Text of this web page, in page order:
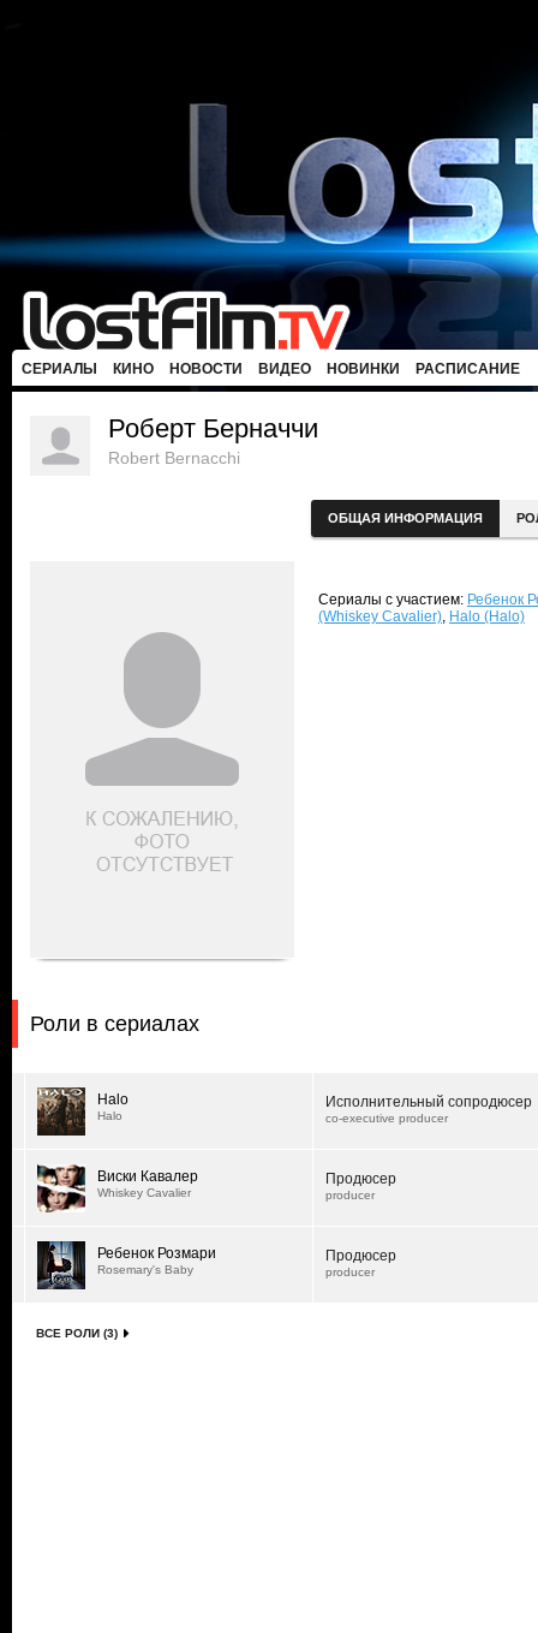
СЕРИАЛЫ КИНО НОВОСТИ ВИДЕО НОВИНКИ РАСПИСАНИЕ
Роберт Берначчи
Robert Bernacchi
ОБЩАЯ ИНФОРМАЦИЯ
Сериалы с участием: Ребенок
(Whiskey Cavalier), Halo (Halo)
Роли в сериалах
Halo
Halo
Исполнительный сопродюсер
co-executive producer
Виски Кавалер
Whiskey Cavalier
Продюсер
producer
Ребенок Розмари
Rosemary's Baby
Продюсер
producer
ВСЕ РОЛИ (3)